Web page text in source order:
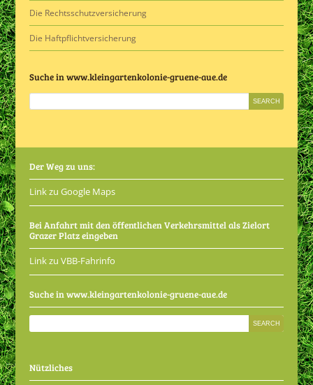
Die Rechtsschutzversicherung
Die Haftpflichtversicherung
Suche in www.kleingartenkolonie-gruene-aue.de
Der Weg zu uns:
Link zu Google Maps
Bei Anfahrt mit den öffentlichen Verkehrsmittel als Zielort
Grazer Platz eingeben
Link zu VBB-Fahrinfo
Suche in www.kleingartenkolonie-gruene-aue.de
Nützliches